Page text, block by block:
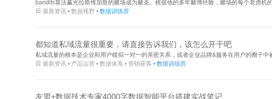
bandits算法赢光拉斯维加斯的赌场成为赌圣。根据他的多年赌博经验，赌场的每个老虎机
 最新资讯 • 数据视野 • 数据训练营
都知道私域流量很重要，请直接告诉我们，该怎么开干吧
私域流量的根本是企业和用户模拟一对一的亲密关系，或者企业品牌&服务在用户的圈子中
 最新资讯 • 产品运营 • 数据体系 • 营销获客 • 数据训练营
友盟+数据技术专家4000字数据智能平台搭建实战笔记